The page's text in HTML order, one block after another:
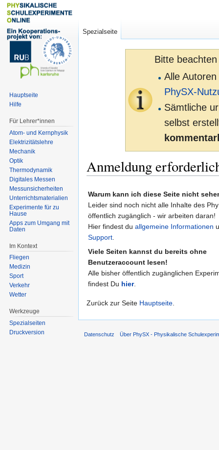
Bitte
Alle
PhySX-
Sämtliche
selbst
Anmeldung
Warum kann ich diese Seite nicht
Leider sind noch nicht alle Inhalte des
öffentlich zugänglich - wir arbeiten daran!
Hier findest du allgemeine Informationen
Support
Viele Seiten kannst du bereits ohne
Benutzeraccount lesen!
Alle bisher öffentlich zugänglichen
findest Du hier.
Zurück zur Seite Hauptseite
Spezialseite
Hauptseite
Hilfe
Für Lehrer*innen
Atom- und Kernphysik
Elektrizitätslehre
Mechanik
Optik
Thermodynamik
Digitales Messen
Messunsicherheiten
Unterrichtsmaterialien
Experimente für zu
Hause
Apps zum Umgang mit
Daten
Im Kontext
Fliegen
Medizin
Sport
Verkehr
Wetter
Werkzeuge
Spezialseiten
Druckversion
Datenschutz Über PhySX - Physikalische